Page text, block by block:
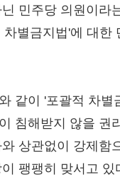
민주당 의원이라
별금지법'에 대한
같이 '포괄적 차별
침해받지 않을 권
상관없이 강제함
팽팽히 맞서고 있